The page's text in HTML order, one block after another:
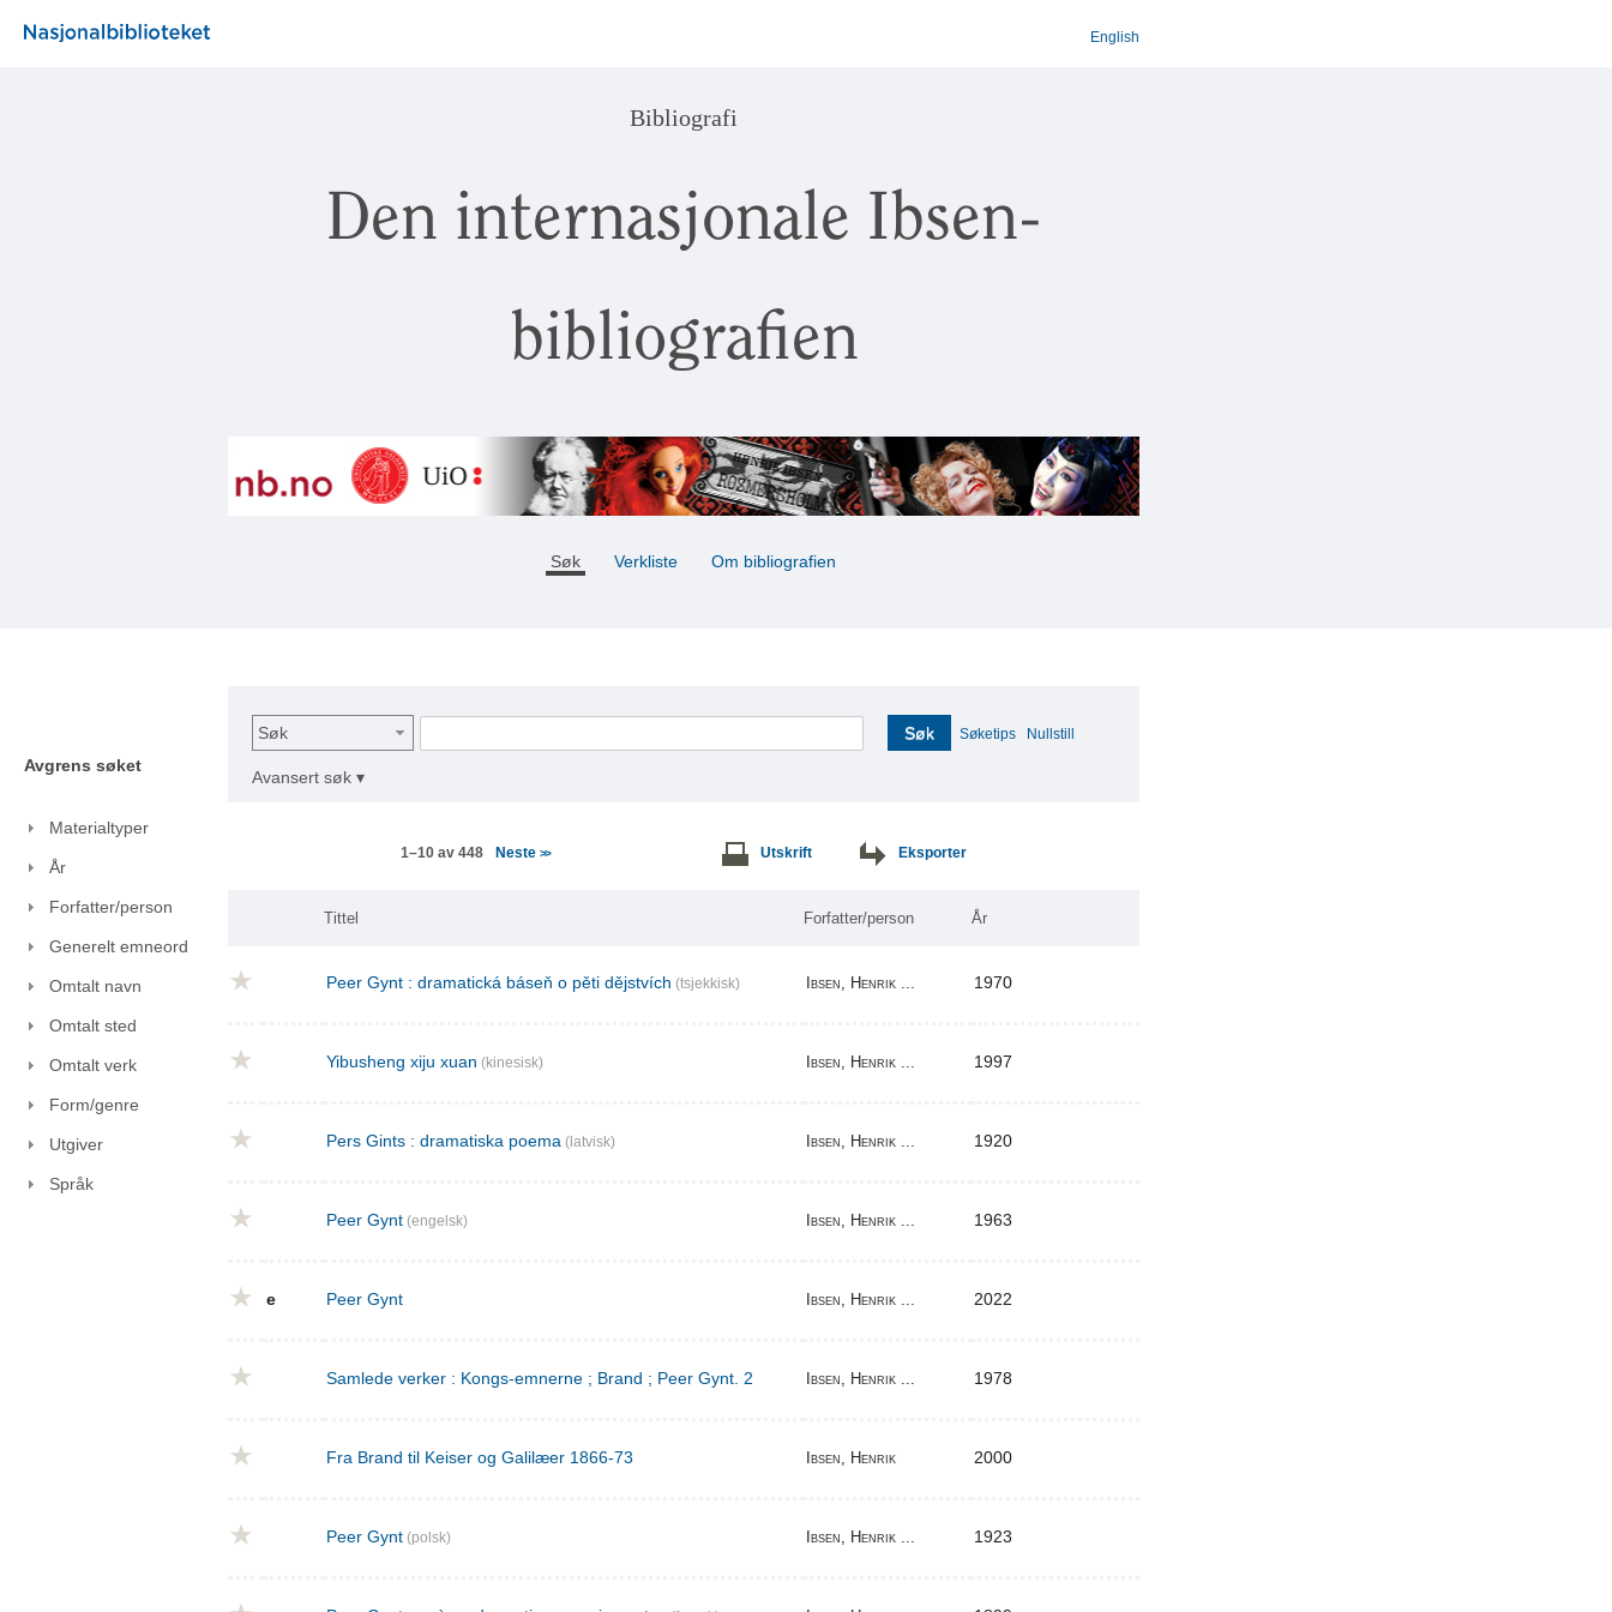
English
Bibliografi
Den internasjonale Ibsen-
bibliografien
Søk Verkliste Om bibliografien
Avgrens søket
Materialtyper
År
Forfatter/person
Generelt emneord
Omtalt navn
Omtalt sted
Omtalt verk
Form/genre
Utgiver
Språk
Søk Søk Søketips Nullstill
Avansert søk ▾
1–10 av 448 Neste >> Utskrift Eksporter
Tittel Forfatter/person År
Peer Gynt : dramatická báseň o pěti dějstvích (tsjekkisk) Ibsen, Henrik ... 1970
Yibusheng xiju xuan (kinesisk) Ibsen, Henrik ... 1997
Pers Gints : dramatiska poema (latvisk) Ibsen, Henrik ... 1920
Peer Gynt (engelsk) Ibsen, Henrik ... 1963
e Peer Gynt Ibsen, Henrik ... 2022
Samlede verker : Kongs-emnerne ; Brand ; Peer Gynt. 2 Ibsen, Henrik ... 1978
Fra Brand til Keiser og Galilæer 1866-73 Ibsen, Henrik 2000
Peer Gynt (polsk) Ibsen, Henrik ... 1923